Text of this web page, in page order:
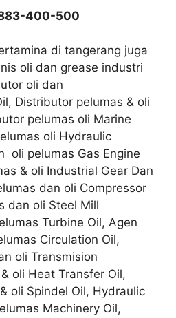
400-500
di tangerang juga
oli dan grease industri
oli dan
Distributor pelumas & oli
pelumas oli Marine
oli Hydraulic
oli pelumas Gas Engine
& oli Industrial Gear Dan
dan oli Compressor
dan oli Steel Mill
Turbine Oil, Agen
Circulation Oil,
oli Transmision
oli Heat Transfer Oil,
oli Spindel Oil, Hydraulic
Machinery Oil,